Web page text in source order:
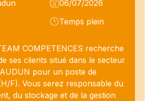
06/07/2026
Temps plein
COMPETENCES recherche
ses clients situé dans le secteur
pour un poste de
F). Vous serez responsable du
du stockage et de la gestion